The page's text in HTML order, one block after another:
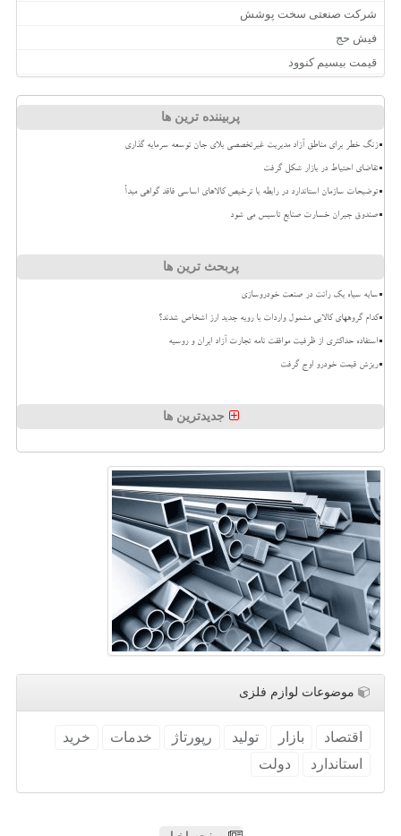
شرکت صنعتی سخت پوشش
فیش حج
قیمت بیسیم کنوود
پربیننده ترین ها
زنگ خطر برای مناطق آزاد مدیریت غیرتخصصی بلای جان توسعه سرمایه گذاری
تقاضای احتیاط در بازار شکل گرفت
توضیحات سازمان استاندارد در رابطه با ترخیص کالاهای اساسی فاقد گواهی مبدأ
صندوق جبران خسارت صنایع تاسیس می شود
پربحث ترین ها
سایه سیاه یک رانت در صنعت خودروسازی
کدام گروههای کالایی مشمول واردات با رویه جدید ارز اشخاص شدند؟
استفاده حداکثری از ظرفیت موافقت نامه تجارت آزاد ایران و روسیه
ریزش قیمت خودرو اوج گرفت
جدیدترین ها
موضوعات لوازم فلزی
اقتصاد بازار تولید رپورتاژ خدمات
خرید
استاندارد
دولت